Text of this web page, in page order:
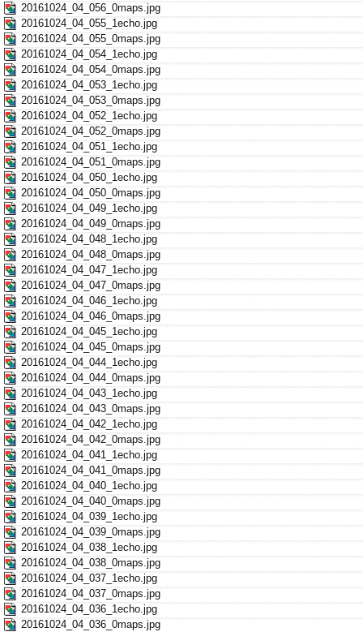
20161024_04_056_0maps.jpg
20161024_04_055_1echo.jpg
20161024_04_055_0maps.jpg
20161024_04_054_1echo.jpg
20161024_04_054_0maps.jpg
20161024_04_053_1echo.jpg
20161024_04_053_0maps.jpg
20161024_04_052_1echo.jpg
20161024_04_052_0maps.jpg
20161024_04_051_1echo.jpg
20161024_04_051_0maps.jpg
20161024_04_050_1echo.jpg
20161024_04_050_0maps.jpg
20161024_04_049_1echo.jpg
20161024_04_049_0maps.jpg
20161024_04_048_1echo.jpg
20161024_04_048_0maps.jpg
20161024_04_047_1echo.jpg
20161024_04_047_0maps.jpg
20161024_04_046_1echo.jpg
20161024_04_046_0maps.jpg
20161024_04_045_1echo.jpg
20161024_04_045_0maps.jpg
20161024_04_044_1echo.jpg
20161024_04_044_0maps.jpg
20161024_04_043_1echo.jpg
20161024_04_043_0maps.jpg
20161024_04_042_1echo.jpg
20161024_04_042_0maps.jpg
20161024_04_041_1echo.jpg
20161024_04_041_0maps.jpg
20161024_04_040_1echo.jpg
20161024_04_040_0maps.jpg
20161024_04_039_1echo.jpg
20161024_04_039_0maps.jpg
20161024_04_038_1echo.jpg
20161024_04_038_0maps.jpg
20161024_04_037_1echo.jpg
20161024_04_037_0maps.jpg
20161024_04_036_1echo.jpg
20161024_04_036_0maps.jpg